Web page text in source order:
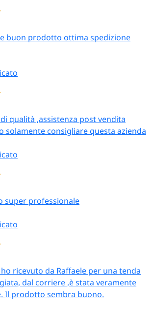
buon prodotto ottima spedizione
qualità ,assistenza post vendita
solamente consigliare questa azienda
super professionale
ricevuto da Raffaele per una tenda
dal corriere ,è stata veramente
Il prodotto sembra buono.